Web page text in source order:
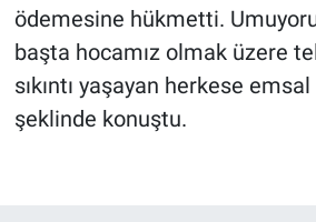
ödemesine hükmetti.
başta hocamız olmak üzere
sıkıntı yaşayan herkese
şeklinde konuştu.